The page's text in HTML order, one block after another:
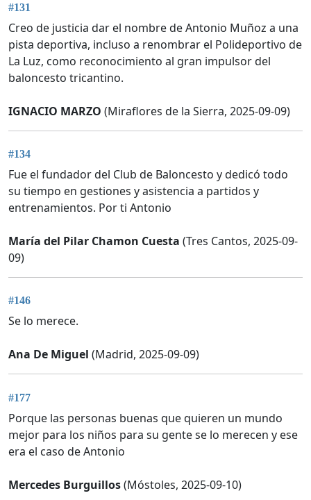
#131
Creo de justicia dar el nombre de Antonio Muñoz a una
pista deportiva, incluso a renombrar el Polideportivo de
La Luz, como reconocimiento al gran impulsor del
baloncesto tricantino.
IGNACIO MARZO (Miraflores de la Sierra, 2025-09-09)
#134
Fue el fundador del Club de Baloncesto y dedicó todo
su tiempo en gestiones y asistencia a partidos y
entrenamientos. Por ti Antonio
María del Pilar Chamon Cuesta (Tres Cantos, 2025-09-
09)
#146
Se lo merece.
Ana De Miguel (Madrid, 2025-09-09)
#177
Porque las personas buenas que quieren un mundo
mejor para los niños para su gente se lo merecen y ese
era el caso de Antonio
Mercedes Burguillos(Móstoles, 2025-09-10)